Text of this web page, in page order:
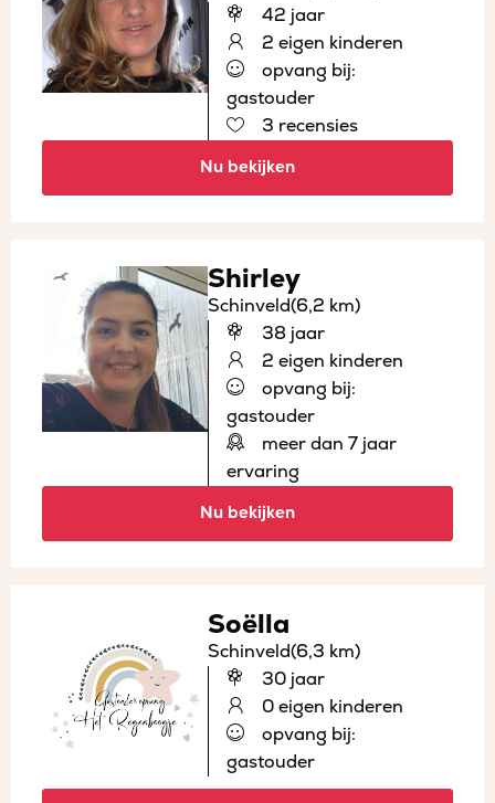
42 jaar
2 eigen kinderen
opvang bij:
gastouder
3 recensies
Nu bekijken
Shirley
Schinveld(6,2 km)
38 jaar
2 eigen kinderen
opvang bij:
gastouder
meer dan 7 jaar
ervaring
Nu bekijken
Soëlla
Schinveld(6,3 km)
30 jaar
0 eigen kinderen
opvang bij:
gastouder